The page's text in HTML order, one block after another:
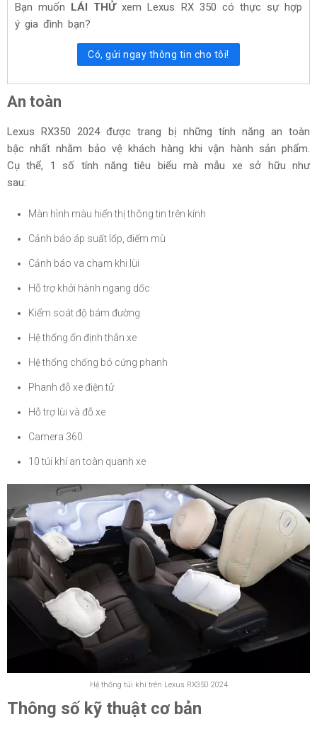
Bạn muốn LÁI THỬxemLexus RX 350 có thực sự hợp
ý gia đình bạn?
Có, gửi ngay thông tin cho tôi!
An toàn
Lexus RX350 2024 được trang bị những tính năng an toàn
bậc nhất nhằm bảo vệ khách hàng khi vận hành sản phẩm.
Cụ thể, 1 số tính năng tiêu biểu mà mẫu xe sở hữu như
sau:
Màn hình màu hiển thị thông tin trên kính
Cảnh báo áp suất lốp, điểm mù
Cảnh báo va chạm khi lùi
Hỗ trợ khởi hành ngang dốc
Kiểm soát độ bám đường
Hệ thống ổn định thân xe
Hệ thống chống bó cứng phanh
Phanh đỗ xe điện tử
Hỗ trợ lùi và đỗ xe
Camera 360
10 túi khí an toàn quanh xe
Hệ thống túi khí trên Lexus RX350 2024
Thông số kỹ thuật cơ bản